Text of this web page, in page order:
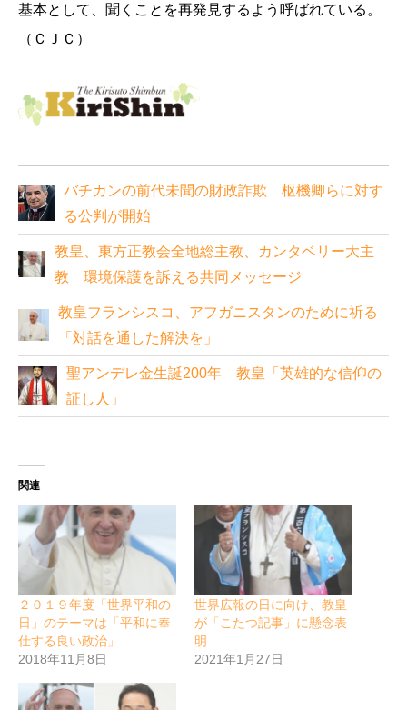
基本として、聞くことを再発見するよう呼ばれている。
（ＣＪＣ）
バチカンの前代未聞の財政詐欺 枢機卿らに対す
る公判が開始
教皇、東方正教会全地総主教、カンタベリー大主
教 環境保護を訴える共同メッセージ
教皇フランシスコ、アフガニスタンのために祈る
「対話を通した解決を」
聖アンデレ金生誕200年 教皇「英雄的な信仰の
証し人」
関連
２０１９年度「世界平和の
日」のテーマは「平和に奉
仕する良い政治」
2018年11月8日
世界広報の日に向け、教皇
が「こたつ記事」に懸念表
明
2021年1月27日